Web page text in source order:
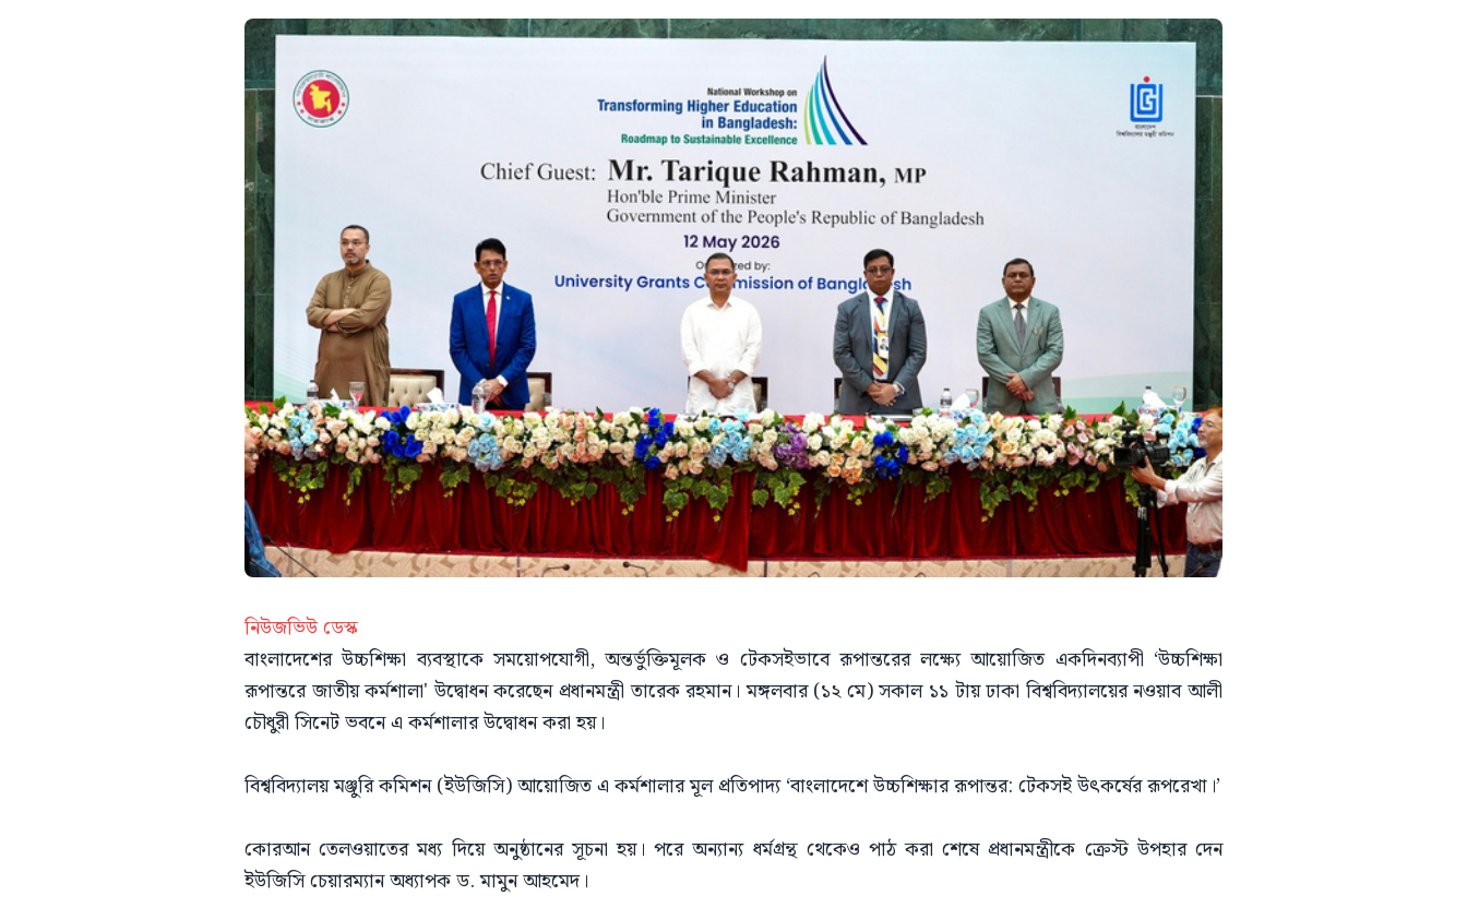
নিউজভিউ ডেস্ক
বাংলাদেশের উচ্চশিক্ষা ব্যবস্থাকে সময়োপযোগী, অন্তর্ভুক্তিমূলক ও টেকসইভাবে রূপান্তরের লক্ষ্যে আয়োজিত একদিনব্যাপী ‘উচ্চশিক্ষা
রূপান্তরে জাতীয় কর্মশালা' উদ্বোধন করেছেন প্রধানমন্ত্রী তারেক রহমান। মঙ্গলবার (১২ মে) সকাল ১১ টায় ঢাকা বিশ্ববিদ্যালয়ের নওয়াব আলী
চৌধুরী সিনেট ভবনে এ কর্মশালার উদ্বোধন করা হয়।
বিশ্ববিদ্যালয় মঞ্জুরি কমিশন (ইউজিসি) আয়োজিত এ কর্মশালার মূল প্রতিপাদ্য ‘বাংলাদেশে উচ্চশিক্ষার রূপান্তর: টেকসই উৎকর্ষের রূপরেখা।’
কোরআন তেলওয়াতের মধ্য দিয়ে অনুষ্ঠানের সূচনা হয়। পরে অন্যান্য ধর্মগ্রন্থ থেকেও পাঠ করা শেষে প্রধানমন্ত্রীকে ক্রেস্ট উপহার দেন
ইউজিসি চেয়ারম্যান অধ্যাপক ড. মামুন আহমেদ।